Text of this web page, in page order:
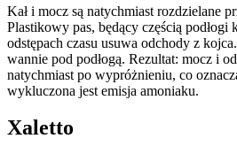
Kał i mocz są natychmiast rozdzielane
Plastikowy pas, będący częścią podłogi
odstępach czasu usuwa odchody z
wannie pod podłogą. Rezultat: mocz i
natychmiast po wypróżnieniu, co
wykluczona jest emisja amoniaku.
Xaletto